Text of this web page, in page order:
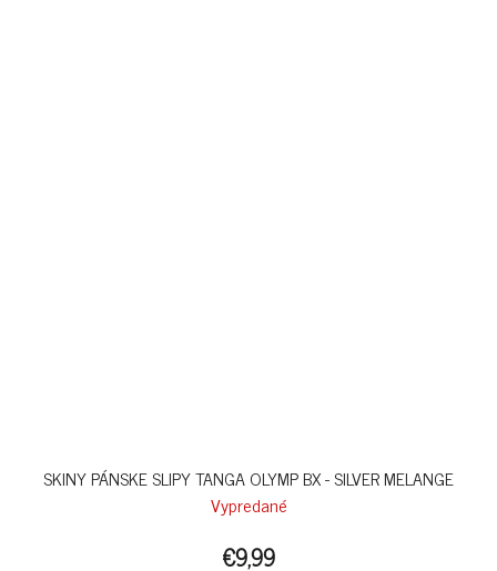
SKINY PÁNSKE SLIPY TANGA OLYMP BX - SILVER MELANGE
Vypredané
€9,99